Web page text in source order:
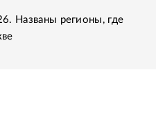
Названы регионы, где